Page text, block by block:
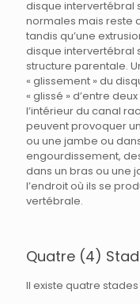
disque intervertébral
normales mais reste
tandis qu’une
disque intervertébral
structure parentale.
« glissement » du
« glissé » d’entre
l’intérieur du canal
peuvent provoquer
ou une jambe ou
engourdissement,
dans un bras ou une
l’endroit où ils se
vertébrale.
Quatre (4)
Il existe quatre